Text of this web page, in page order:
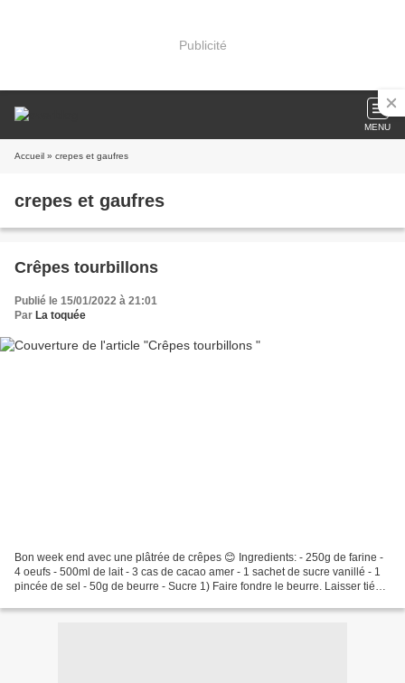
Publicité
MENU
Accueil » crepes et gaufres
crepes et gaufres
Crêpes tourbillons
Publié le 15/01/2022 à 21:01
Par La toquée
Bon week end avec une plâtrée de crêpes 😊 Ingredients: - 250g de farine -
4 oeufs - 500ml de lait - 3 cas de cacao amer - 1 sachet de sucre vanillé - 1
pincée de sel - 50g de beurre - Sucre 1) Faire fondre le beurre. Laisser tiédir